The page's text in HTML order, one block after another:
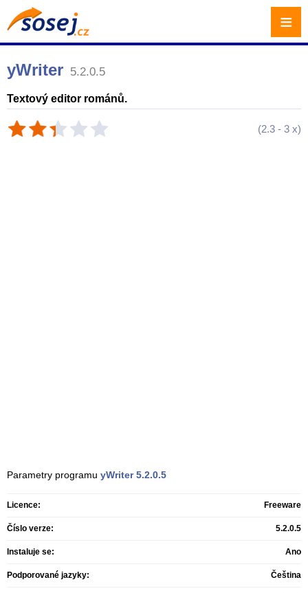
yWriter 5.2.0.5
Textový editor románů.
(2.3 - 3 x)
Parametry programu yWriter 5.2.0.5
Licence: Freeware
Číslo verze: 5.2.0.5
Instaluje se: Ano
Podporované jazyky: Čeština
≡